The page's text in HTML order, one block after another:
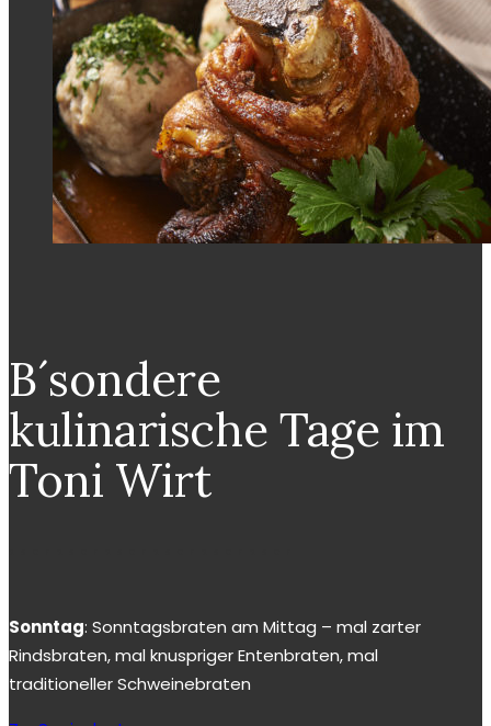
B´sondere
kulinarische Tage im
Toni Wirt
Sonntag: Sonntagsbraten am Mittag – mal zarter
Rindsbraten, mal knuspriger Entenbraten, mal
traditioneller Schweinebraten